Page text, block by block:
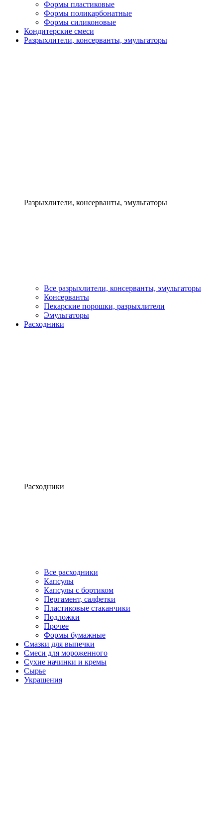
Формы пластиковые
Формы поликарбонатные
Формы силиконовые
Кондитерские смеси
Разрыхлители, консерванты, эмульгаторы
Разрыхлители, консерванты, эмульгаторы
Все разрыхлители, консерванты, эмульгаторы
Консерванты
Пекарские порошки, разрыхлители
Эмульгаторы
Расходники
Расходники
Все расходники
Капсулы
Капсулы с бортиком
Пергамент, салфетки
Пластиковые стаканчики
Подложки
Прочее
Формы бумажные
Смазки для выпечки
Смеси для мороженного
Сухие начинки и кремы
Сырье
Украшения